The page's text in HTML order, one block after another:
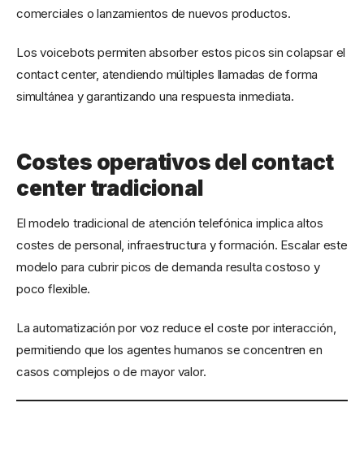
comerciales o lanzamientos de nuevos productos.
Los voicebots permiten absorber estos picos sin colapsar el
contact center, atendiendo múltiples llamadas de forma
simultánea y garantizando una respuesta inmediata.
Costes operativos del contact
center tradicional
El modelo tradicional de atención telefónica implica altos
costes de personal, infraestructura y formación. Escalar este
modelo para cubrir picos de demanda resulta costoso y
poco flexible.
La automatización por voz reduce el coste por interacción,
permitiendo que los agentes humanos se concentren en
casos complejos o de mayor valor.